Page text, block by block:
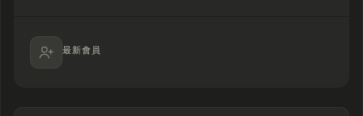
最新會員